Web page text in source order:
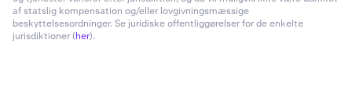
af statslig kompensation og/eller lovgivningsmæssige
beskyttelsesordninger. Se juridiske offentliggørelser for de enkelte
jurisdiktioner (her).